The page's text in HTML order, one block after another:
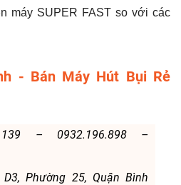
máy SUPER FAST so với các
- Bán Máy Hút Bụi Rẻ
– 0932.196.898 –
Phường 25, Quận Bình